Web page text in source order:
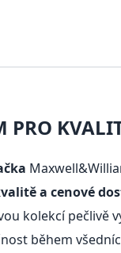
PRO
a cenové
kolekcí pečlivě
během